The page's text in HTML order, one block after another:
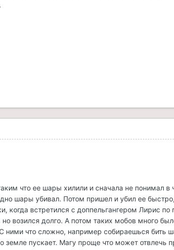
что ее шары хилили и сначала не понимал в
шары убивал. Потом пришел и убил ее
когда встретился с доппельгангером Лирис по
возился долго. А потом таких мобов много
ними что сложно, например собираешься бить
земле пускает. Магу проще что может отвлечь